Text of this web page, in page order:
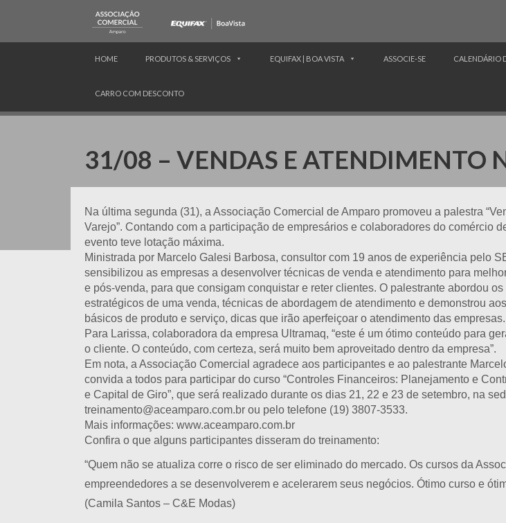
HOME PRODUTOS & SERVIÇOS EQUIFAX | BOA VISTA ASSOCIE-SE CALENDÁRIO
CARRO COM DESCONTO
31/08 – VENDAS E ATENDIMENTO
Na última segunda (31), a Associação Comercial de Amparo promoveu a palestra
Varejo”. Contando com a participação de empresários e colaboradores do comércio
evento teve lotação máxima.
Ministrada por Marcelo Galesi Barbosa, consultor com 19 anos de experiência pelo
sensibilizou as empresas a desenvolver técnicas de venda e atendimento para
e pós-venda, para que consigam conquistar e reter clientes. O palestrante abordou
estratégicos de uma venda, técnicas de abordagem de atendimento e demonstrou
básicos de produto e serviço, dicas que irão aperfeiçoar o atendimento das empresas.
Para Larissa, colaboradora da empresa Ultramaq, “este é um ótimo conteúdo para
o cliente. O conteúdo, com certeza, será muito bem aproveitado dentro da empresa”.
Em nota, a Associação Comercial agradece aos participantes e ao palestrante
convida a todos para participar do curso “Controles Financeiros: Planejamento e
e Capital de Giro”, que será realizado durante os dias 21, 22 e 23 de setembro, na
treinamento@aceamparo.com.br ou pelo telefone (19) 3807-3533.
Mais informações: www.aceamparo.com.br
Confira o que alguns participantes disseram do treinamento:
“Quem não se atualiza corre o risco de ser eliminado do mercado. Os cursos da
empreendedores a se desenvolverem e acelerarem seus negócios. Ótimo curso e
(Camila Santos – C&E Modas)